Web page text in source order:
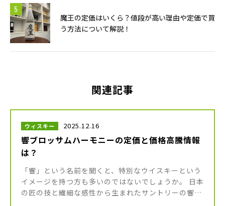
魔王の定価はいくら？値段が高い理由や定価で買
う方法について解説！
関連記事
ウィスキー 2025.12.16
響ブロッサムハーモニーの定価と価格高騰情報
は？
「響」という名前を聞くと、特別なウイスキーという
イメージを持つ方も多いのではないでしょうか。 日本
の匠の技と繊細な感性から生まれたサントリーの響シ